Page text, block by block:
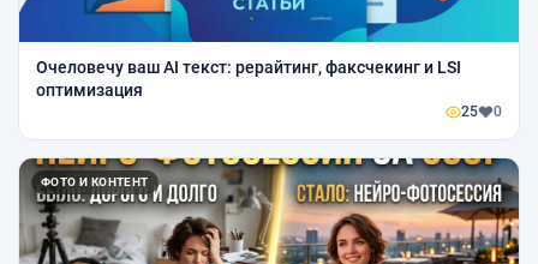
Очеловечу ваш AI текст: рерайтинг, факсчекинг и LSI
оптимизация
25 0
ФОТО И КОНТЕНТ